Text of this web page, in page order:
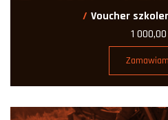
Voucher
1 000,00